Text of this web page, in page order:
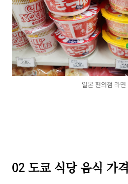
일본 편의점 라면
02 도쿄 식당 음식 가격